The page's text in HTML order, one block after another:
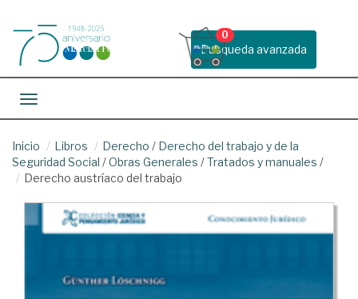
Busqueda avanzada
0
Toggle navigation
Inicio Libros Derecho / Derecho del trabajo y de la
Seguridad Social /Obras Generales /Tratados y manuales /
Derecho austríaco del trabajo